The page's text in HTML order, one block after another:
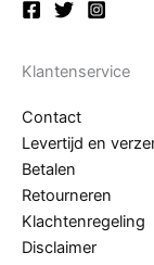
Klantenservice
Contact
Levertijd en
Betalen
Retourneren
Klachtenregeling
Disclaimer